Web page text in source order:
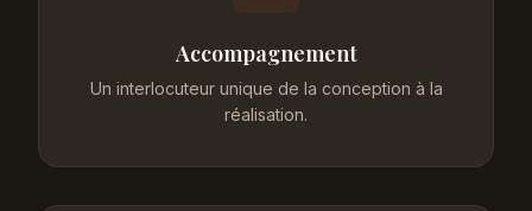
Accompagnement
Un interlocuteur unique de la conception à la
réalisation.